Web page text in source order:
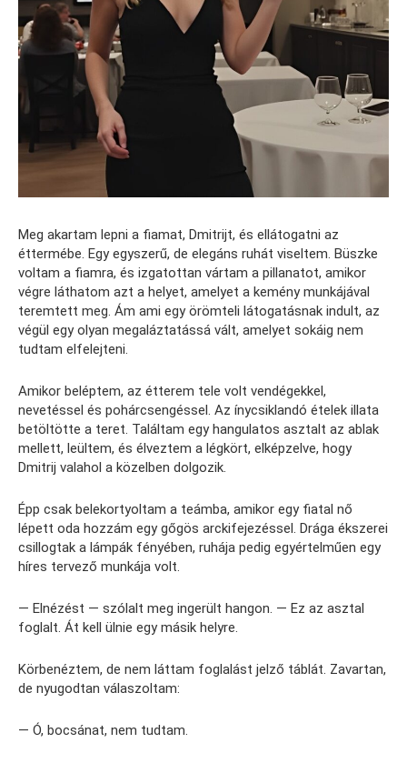
Meg akartam lepni a fiamat, Dmitrijt, és ellátogatni az
éttermébe. Egy egyszerű, de elegáns ruhát viseltem. Büszke
voltam a fiamra, és izgatottan vártam a pillanatot, amikor
végre láthatom azt a helyet, amelyet a kemény munkájával
teremtett meg. Ám ami egy örömteli látogatásnak indult, az
végül egy olyan megaláztatássá vált, amelyet sokáig nem
tudtam elfelejteni.
Amikor beléptem, az étterem tele volt vendégekkel,
nevetéssel és pohárcsengéssel. Az ínycsiklandó ételek illata
betöltötte a teret. Találtam egy hangulatos asztalt az ablak
mellett, leültem, és élveztem a légkört, elképzelve, hogy
Dmitrij valahol a közelben dolgozik.
Épp csak belekortyoltam a teámba, amikor egy fiatal nő
lépett oda hozzám egy gőgös arckifejezéssel. Drága ékszerei
csillogtak a lámpák fényében, ruhája pedig egyértelműen egy
híres tervező munkája volt.
— Elnézést — szólalt meg ingerült hangon. — Ez az asztal
foglalt. Át kell ülnie egy másik helyre.
Körbenéztem, de nem láttam foglalást jelző táblát. Zavartan,
de nyugodtan válaszoltam:
— Ó, bocsánat, nem tudtam.